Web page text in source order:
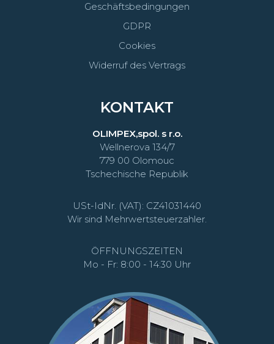
Geschäftsbedingungen
GDPR
Cookies
Widerruf des Vertrags
KONTAKT
OLIMPEX,spol. s r.o.
Wellnerova 134/7
779 00 Olomouc
Tschechische Republik
USt-IdNr. (VAT): CZ41031440
Wir sind Mehrwertsteuerzahler.
ÖFFNUNGSZEITEN
Mo - Fr: 8:00 - 14:30 Uhr